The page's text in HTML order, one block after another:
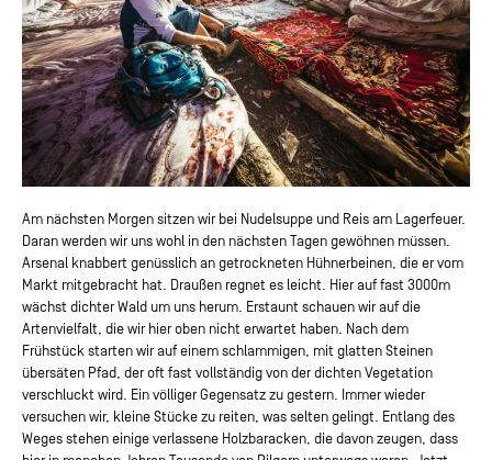
Am nächsten Morgen sitzen wir bei Nudelsuppe und Reis am Lagerfeuer.
Daran werden wir uns wohl in den nächsten Tagen gewöhnen müssen.
Arsenal knabbert genüsslich an getrockneten Hühnerbeinen, die er vom
Markt mitgebracht hat. Draußen regnet es leicht. Hier auf fast 3000m
wächst dichter Wald um uns herum. Erstaunt schauen wir auf die
Artenvielfalt, die wir hier oben nicht erwartet haben. Nach dem
Frühstück starten wir auf einem schlammigen, mit glatten Steinen
übersäten Pfad, der oft fast vollständig von der dichten Vegetation
verschluckt wird. Ein völliger Gegensatz zu gestern. Immer wieder
versuchen wir, kleine Stücke zu reiten, was selten gelingt. Entlang des
Weges stehen einige verlassene Holzbaracken, die davon zeugen, dass